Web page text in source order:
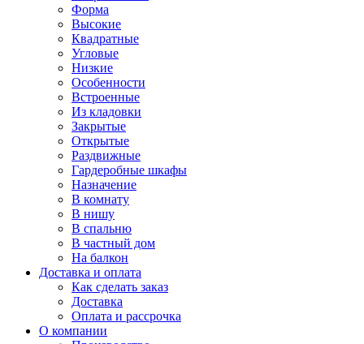
Форма
Высокие
Квадратные
Угловые
Низкие
Особенности
Встроенные
Из кладовки
Закрытые
Открытые
Раздвижные
Гардеробные шкафы
Назначение
В комнату
В нишу
В спальню
В частный дом
На балкон
Доставка и оплата
Как сделать заказ
Доставка
Оплата и рассрочка
О компании